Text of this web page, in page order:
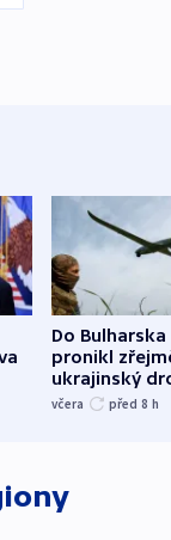
Do Bulharska
pronikl
ukrajinský
explodoval
včera před 8 h